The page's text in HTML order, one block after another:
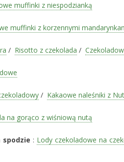
muffinki z niespodzianką
muffinki z korzennymi
/ Risotto z czekolada /
/ Kakaowe naleśniki z
na gorąco z wiśniową nutą
spodzie : Lody czekoladowe na